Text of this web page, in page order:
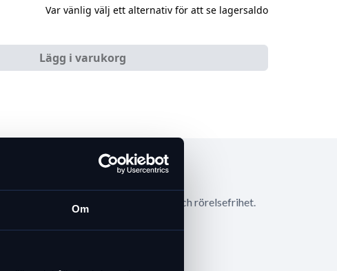
Om
Var vänlig välj ett alternativ för att se lagersaldo
Lägg i varukorg
3D-design ger optimal passform och rörelsefrihet.